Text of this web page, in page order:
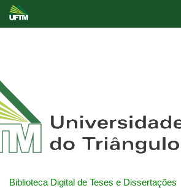
Biblioteca Digital de Teses e Dissertações